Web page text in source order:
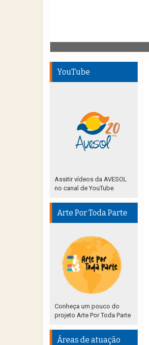
YouTube
Assitir vídeos da AVESOL
no canal de YouTube
Arte Por Toda Parte
Conheça um pouco do
projeto Arte Por Toda Parte
Áreas de atuação